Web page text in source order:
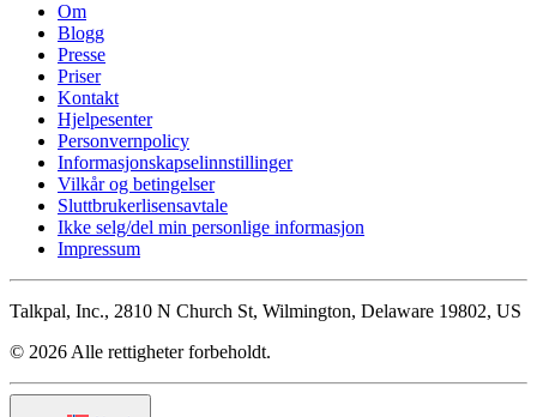
Om
Blogg
Presse
Priser
Kontakt
Hjelpesenter
Personvernpolicy
Informasjonskapselinnstillinger
Vilkår og betingelser
Sluttbrukerlisensavtale
Ikke selg/del min personlige informasjon
Impressum
Talkpal, Inc., 2810 N Church St, Wilmington, Delaware 19802, US
© 2026 Alle rettigheter forbeholdt.